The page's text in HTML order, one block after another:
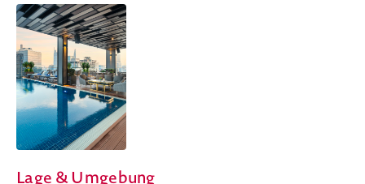
Lage & Umgebung